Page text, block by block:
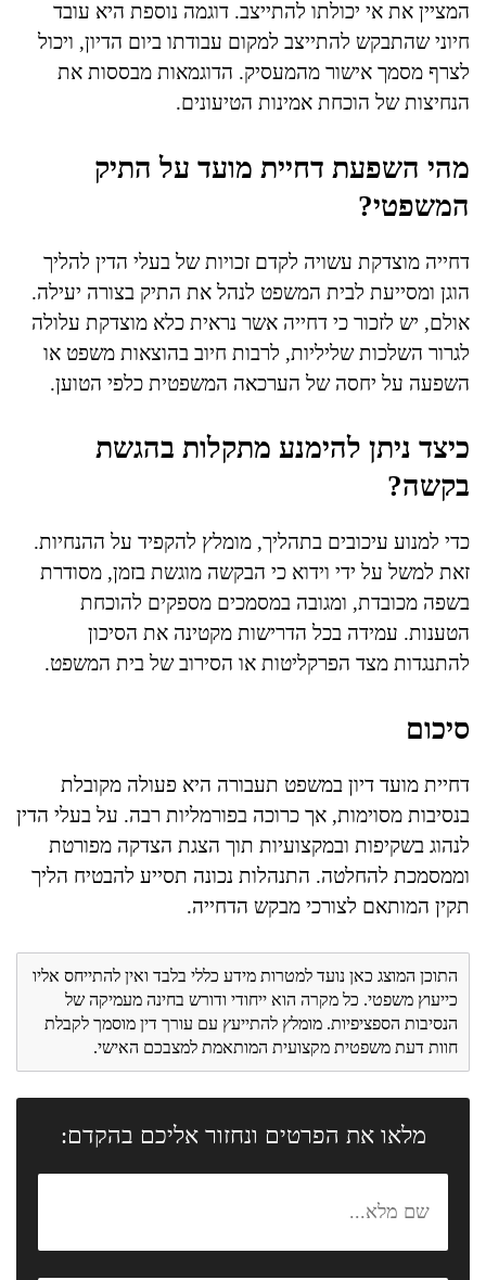
המציין את אי יכולתו להתייצב. דוגמה נוספת היא עובד
חיוני שהתבקש להתייצב למקום עבודתו ביום הדיון, ויכול
לצרף מסמך אישור מהמעסיק. הדוגמאות מבססות את
הנחיצות של הוכחת אמינות הטיעונים.
מהי השפעת דחיית מועד על התיק
המשפטי?
דחייה מוצדקת עשויה לקדם זכויות של בעלי הדין להליך
הוגן ומסייעת לבית המשפט לנהל את התיק בצורה יעילה.
אולם, יש לזכור כי דחייה אשר נראית כלא מוצדקת עלולה
לגרור השלכות שליליות, לרבות חיוב בהוצאות משפט או
השפעה על יחסה של הערכאה המשפטית כלפי הטוען.
כיצד ניתן להימנע מתקלות בהגשת
בקשה?
כדי למנוע עיכובים בתהליך, מומלץ להקפיד על ההנחיות.
זאת למשל על ידי וידוא כי הבקשה מוגשת בזמן, מסודרת
בשפה מכובדת, ומגובה במסמכים מספקים להוכחת
הטענות. עמידה בכל הדרישות מקטינה את הסיכון
להתנגדות מצד הפרקליטות או הסירוב של בית המשפט.
סיכום
דחיית מועד דיון במשפט תעבורה היא פעולה מקובלת
בנסיבות מסוימות, אך כרוכה בפורמליות רבה. על בעלי הדין
לנהוג בשקיפות ובמקצועיות תוך הצגת הצדקה מפורטת
וממסמכת להחלטה. התנהלות נכונה תסייע להבטיח הליך
תקין המותאם לצורכי מבקש הדחייה.
התוכן המוצג כאן נועד למטרות מידע כללי בלבד ואין להתייחס אליו
כייעוץ משפטי. כל מקרה הוא ייחודי ודורש בחינה מעמיקה של
הנסיבות הספציפיות. מומלץ להתייעץ עם עורך דין מוסמך לקבלת
חוות דעת משפטית מקצועית המותאמת למצבכם האישי.
מלאו את הפרטים ונחזור אליכם בהקדם: